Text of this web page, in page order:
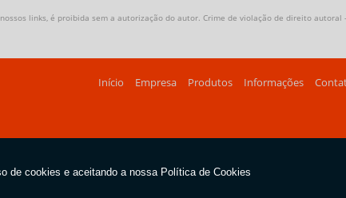
links, é proibida sem a autorização do autor. Crime de violação de direito autoral
Início Empresa Produtos Informações